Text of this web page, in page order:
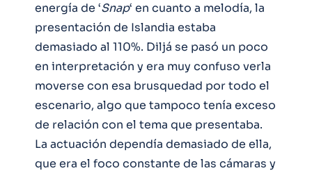
energía de ‘Snap‘ en cuanto a melodía, la
presentación de Islandia estaba
demasiado al 110%. Diljá se pasó un poco
en interpretación y era muy confuso verla
moverse con esa brusquedad por todo el
escenario, algo que tampoco tenía exceso
de relación con el tema que presentaba.
La actuación dependía demasiado de ella,
que era el foco constante de las cámaras y